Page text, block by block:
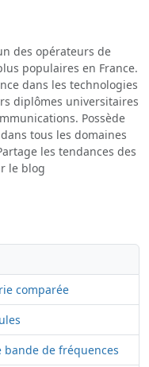
des opérateurs de
populaires en France.
dans les technologies
diplômes universitaires
Possède
tous les domaines
les tendances des
le blog
comparée
de fréquences